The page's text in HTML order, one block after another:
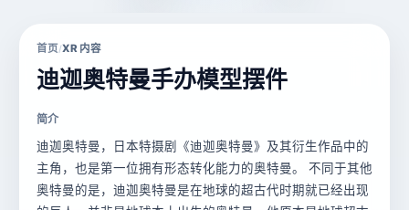
首页/XR 内容
迪迦奥特曼手办模型摆件
简介
迪迦奥特曼，日本特摄剧《迪迦奥特曼》及其衍生作品中的
主角，也是第一位拥有形态转化能力的奥特曼。 不同于其他
奥特曼的是，迪迦奥特曼是在地球的超古代时期就已经出现